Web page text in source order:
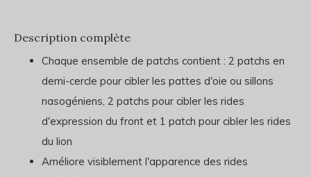
Description complète
Chaque ensemble de patchs contient : 2 patchs en
demi-cercle pour cibler les pattes d'oie ou sillons
nasogéniens, 2 patchs pour cibler les rides
d'expression du front et 1 patch pour cibler les rides
du lion
Améliore visiblement l'apparence des rides